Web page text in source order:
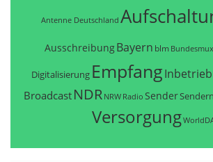
Antenne Deutschland
AusschreibungBayern blm Bundesmux
Digitalisierung Empfang
Broadcast NDR NRW Radio Sender
Versorgung